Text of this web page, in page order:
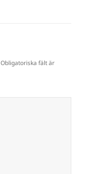
Obligatoriska fält är